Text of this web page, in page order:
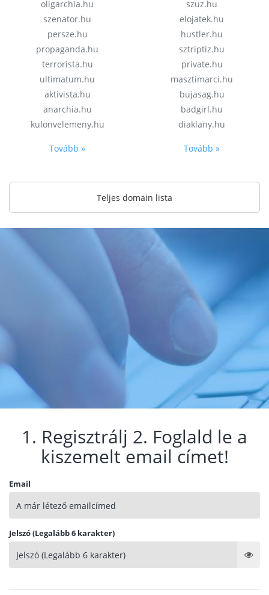
oligarchia.hu
szenator.hu
persze.hu
propaganda.hu
terrorista.hu
ultimatum.hu
aktivista.hu
anarchia.hu
kulonvelemeny.hu
Tovább »
szuz.hu
elojatek.hu
hustler.hu
sztriptiz.hu
private.hu
masztimarci.hu
bujasag.hu
badgirl.hu
diaklany.hu
Tovább »
Teljes domain lista
1. Regisztrálj 2. Foglald le a
kiszemelt email címet!
Email
Jelszó (Legalább 6 karakter)